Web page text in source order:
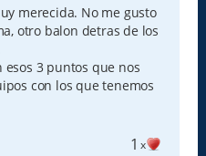
merecida. No me gusto
otro balon detras de los
3 puntos que nos
con los que tenemos
1 x